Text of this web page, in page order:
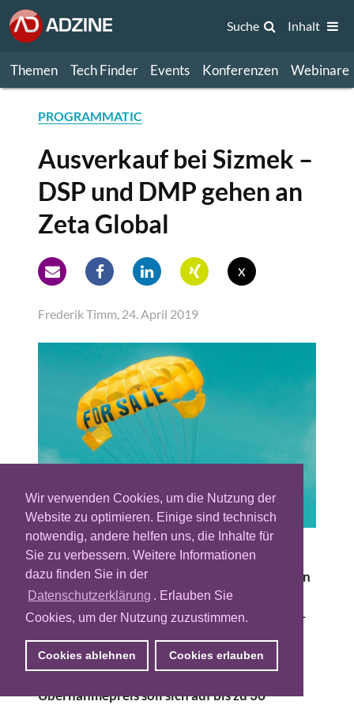
Wir verwenden Cookies, um die Nutzung der
Website zu optimieren. Einige sind technisch
notwendig, andere helfen uns, die Inhalte für
Sie zu verbessern. Weitere Informationen
dazu finden Sie in der
Datenschutzerklärung . Erlauben Sie
Cookies, um der Nutzung zuzustimmen.
Cookies ablehnen Cookies erlauben
Themen Tech Finder Events Konferenzen Webinare
Suche Inhalt
PROGRAMMATIC
Ausverkauf bei Sizmek –
DSP und DMP gehen an
Zeta Global
x
Frederik Timm, 24. April 2019
Der Adtech-Anbieter Sizmek verliert rund
zwei Wochen nach der Insolvenzerklärung an
Substanz. Das Unternehmen verkauft seine
Demand-Side-Plattform (DSP) und die Data-
Rocket-Fuel-Deal von 2017, an das US-
Martech-Unternehmen Zeta Global. Der
Übernahmepreis soll sich auf bis zu 36